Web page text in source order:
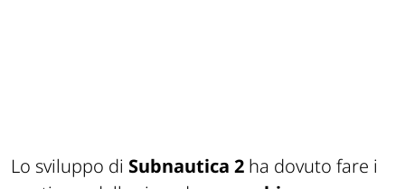
Lo sviluppo di Subnautica 2 ha dovuto fare i